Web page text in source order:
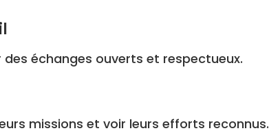
échanges ouverts et respectueux.
missions et voir leurs efforts reconnus.